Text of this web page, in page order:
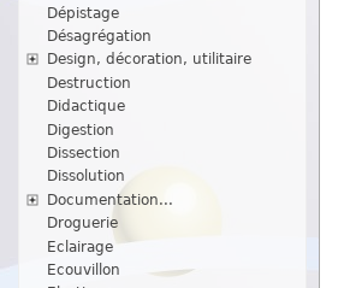
Dépistage
Désagrégation
Design, décoration, utilitaire
Destruction
Didactique
Digestion
Dissection
Dissolution
Documentation...
Droguerie
Eclairage
Ecouvillon